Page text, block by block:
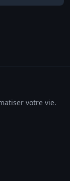
votre vie.